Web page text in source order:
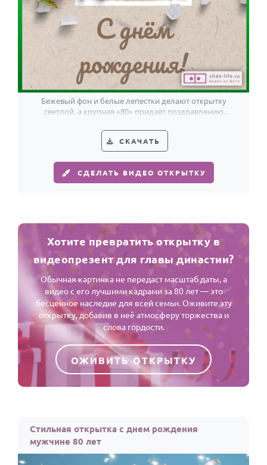
Бежевый фон и белые лепестки делают открытку
светлой, а крупная «80» придаёт поздравлению
СКАЧАТЬ
СДЕЛАТЬ ВИДЕО ОТКРЫТКУ
Хотите превратить открытку в
видеопрезент для главы династии?
Обычная картинка не передаст масштаб даты, а
видео с его лучшими кадрами за 80 лет — это
бесценное наследие для всей семьи. Оживите эту
открытку, добавив в неё атмосферу торжества и
слова гордости.
ОЖИВИТЬ ОТКРЫТКУ
Стильная открытка с днем рождения
мужчине 80 лет